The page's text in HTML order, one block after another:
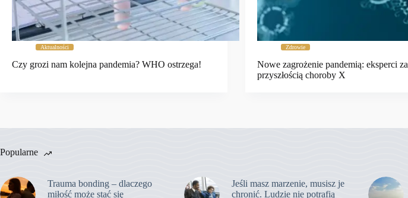
Aktualności
Czy grozi nam kolejna pandemia? WHO ostrzega!
Zdrowie
Nowe zagrożenie pandemią: eksperci
przyszłością choroby X
Popularne
Trauma bonding – dlaczego
miłość może stać się
Jeśli masz marzenie, musisz je
chronić. Ludzie nie potrafią